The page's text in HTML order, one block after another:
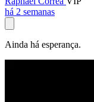
há 2 semanas
Ainda há esperança.